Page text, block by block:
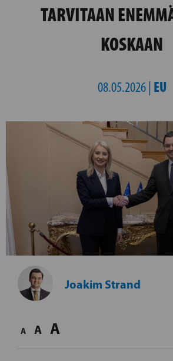
TARVITAAN
KOSKAAN
08.05.2026 | EU
Joakim Strand
A A A